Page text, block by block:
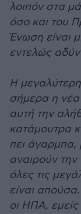
λοιπόν στα
όσο και του
Ένωση είναι
εντελώς
Η
σήμερα η νέα
αυτή την
κατάμουτρα
πει άγαρμπα,
αναιρούν την
όλες τις
είναι
οι ΗΠΑ,